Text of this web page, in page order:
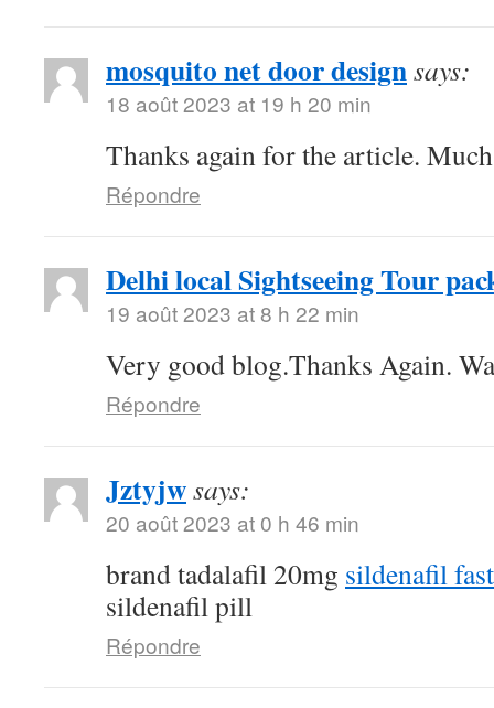
mosquito net door designsays:
18 août 2023 at 19 h 20 min
Thanks again for the article.
Répondre
Delhi local Sightseeing Tour
19 août 2023 at 8 h 22 min
Very good blog.Thanks Again.
Répondre
Jztyjwsays:
20 août 2023 at 0 h 46 min
brand tadalafil 20mg sildenafil
sildenafil pill
Répondre